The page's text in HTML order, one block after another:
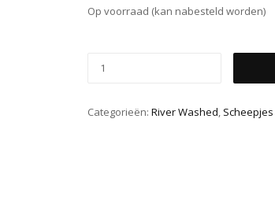
Op voorraad (kan nabesteld worden)
Categorieën: River Washed, Scheepjes